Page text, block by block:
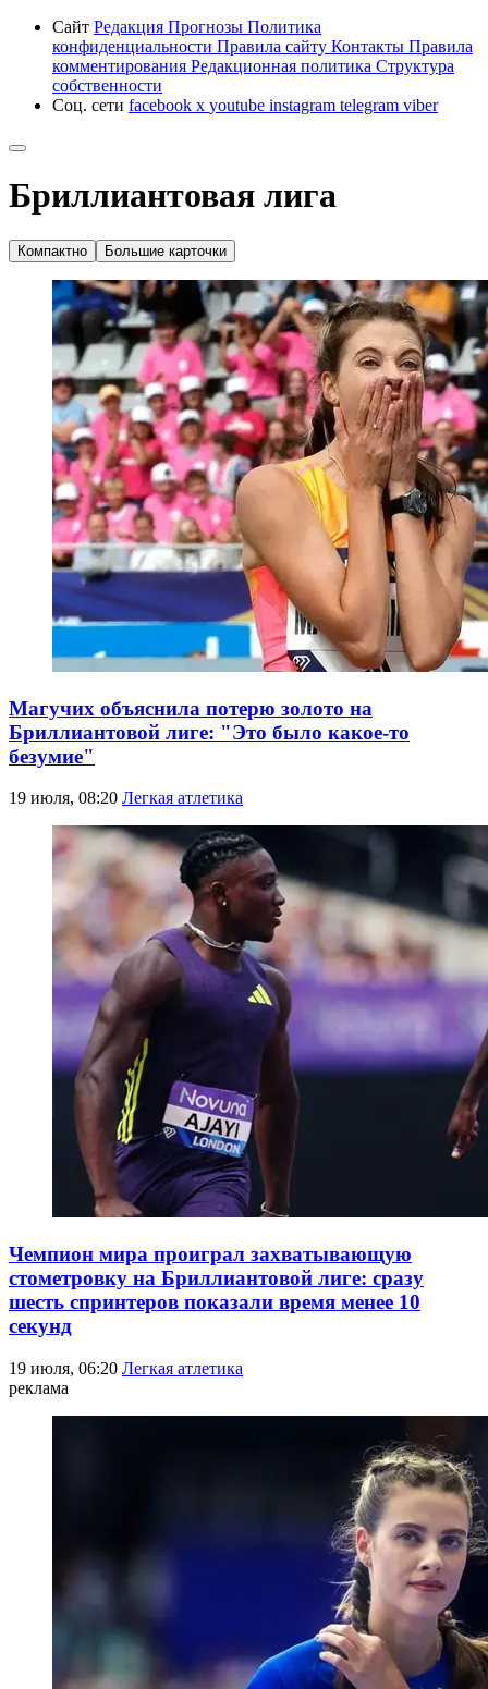
Сайт Редакция Прогнозы Политика
конфиденциальности Правила сайту Контакты Правила
комментирования Редакционная политика Структура
собственности
Соц. сети facebook x youtube instagram telegram viber
Бриллиантовая лига
Компактно Большие карточки
Магучих объяснила потерю золото на
Бриллиантовой лиге: "Это было какое-то
безумие"
19 июля, 08:20 Легкая атлетика
Чемпион мира проиграл захватывающую
стометровку на Бриллиантовой лиге: сразу
шесть спринтеров показали время менее 10
секунд
19 июля, 06:20 Легкая атлетика
реклама